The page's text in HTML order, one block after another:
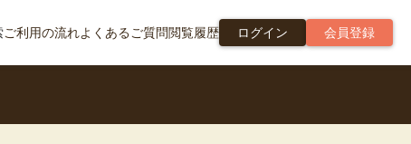
ご利用の流れよくあるご質問閲覧履歴 ログイン 会員登録